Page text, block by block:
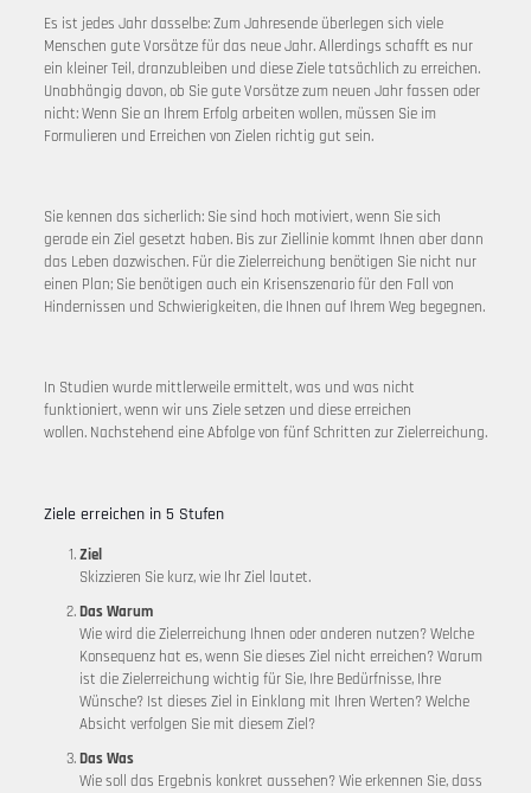
Es ist jedes Jahr dasselbe: Zum Jahresende überlegen sich viele
Menschen gute Vorsätze für das neue Jahr. Allerdings schafft es nur
ein kleiner Teil, dranzubleiben und diese Ziele tatsächlich zu erreichen.
Unabhängig davon, ob Sie gute Vorsätze zum neuen Jahr fassen oder
nicht: Wenn Sie an Ihrem Erfolg arbeiten wollen, müssen Sie im
Formulieren und Erreichen von Zielen richtig gut sein.
Sie kennen das sicherlich: Sie sind hoch motiviert, wenn Sie sich
gerade ein Ziel gesetzt haben. Bis zur Ziellinie kommt Ihnen aber dann
das Leben dazwischen. Für die Zielerreichung benötigen Sie nicht nur
einen Plan; Sie benötigen auch ein Krisenszenario für den Fall von
Hindernissen und Schwierigkeiten, die Ihnen auf Ihrem Weg begegnen.
In Studien wurde mittlerweile ermittelt, was und was nicht
funktioniert, wenn wir uns Ziele setzen und diese erreichen
wollen. Nachstehend eine Abfolge von fünf Schritten zur Zielerreichung.
Ziele erreichen in 5 Stufen
Ziel
Skizzieren Sie kurz, wie Ihr Ziel lautet.
Das Warum
Wie wird die Zielerreichung Ihnen oder anderen nutzen? Welche
Konsequenz hat es, wenn Sie dieses Ziel nicht erreichen? Warum
ist die Zielerreichung wichtig für Sie, Ihre Bedürfnisse, Ihre
Wünsche? Ist dieses Ziel in Einklang mit Ihren Werten? Welche
Absicht verfolgen Sie mit diesem Ziel?
Das Was
Wie soll das Ergebnis konkret aussehen? Wie erkennen Sie, dass